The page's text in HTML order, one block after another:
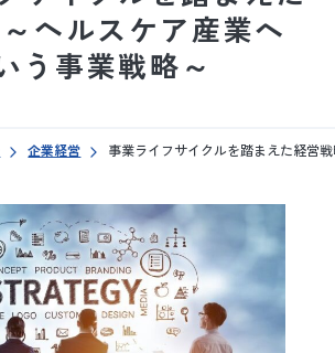
ヘルスケア産業へ
う事業戦略～
企業経営 事業ライフサイクルを踏まえた経営